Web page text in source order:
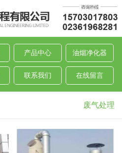
产品中心 油烟净化器
联系我们 在线留言
废气处理